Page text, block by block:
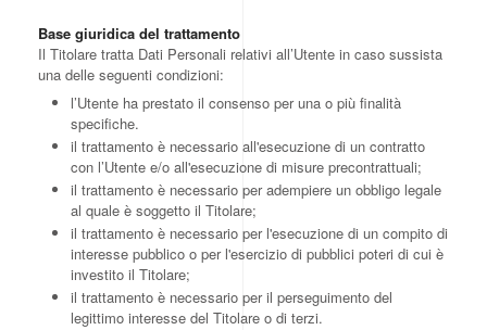
Base giuridica del trattamento
Il Titolare tratta Dati Personali relativi all’Utente in caso sussista
una delle seguenti condizioni:
l’Utente ha prestato il consenso per una o più finalità
specifiche.
il trattamento è necessario all'esecuzione di un contratto
con l’Utente e/o all'esecuzione di misure precontrattuali;
il trattamento è necessario per adempiere un obbligo legale
al quale è soggetto il Titolare;
il trattamento è necessario per l'esecuzione di un compito di
interesse pubblico o per l'esercizio di pubblici poteri di cui è
investito il Titolare;
il trattamento è necessario per il perseguimento del
legittimo interesse del Titolare o di terzi.